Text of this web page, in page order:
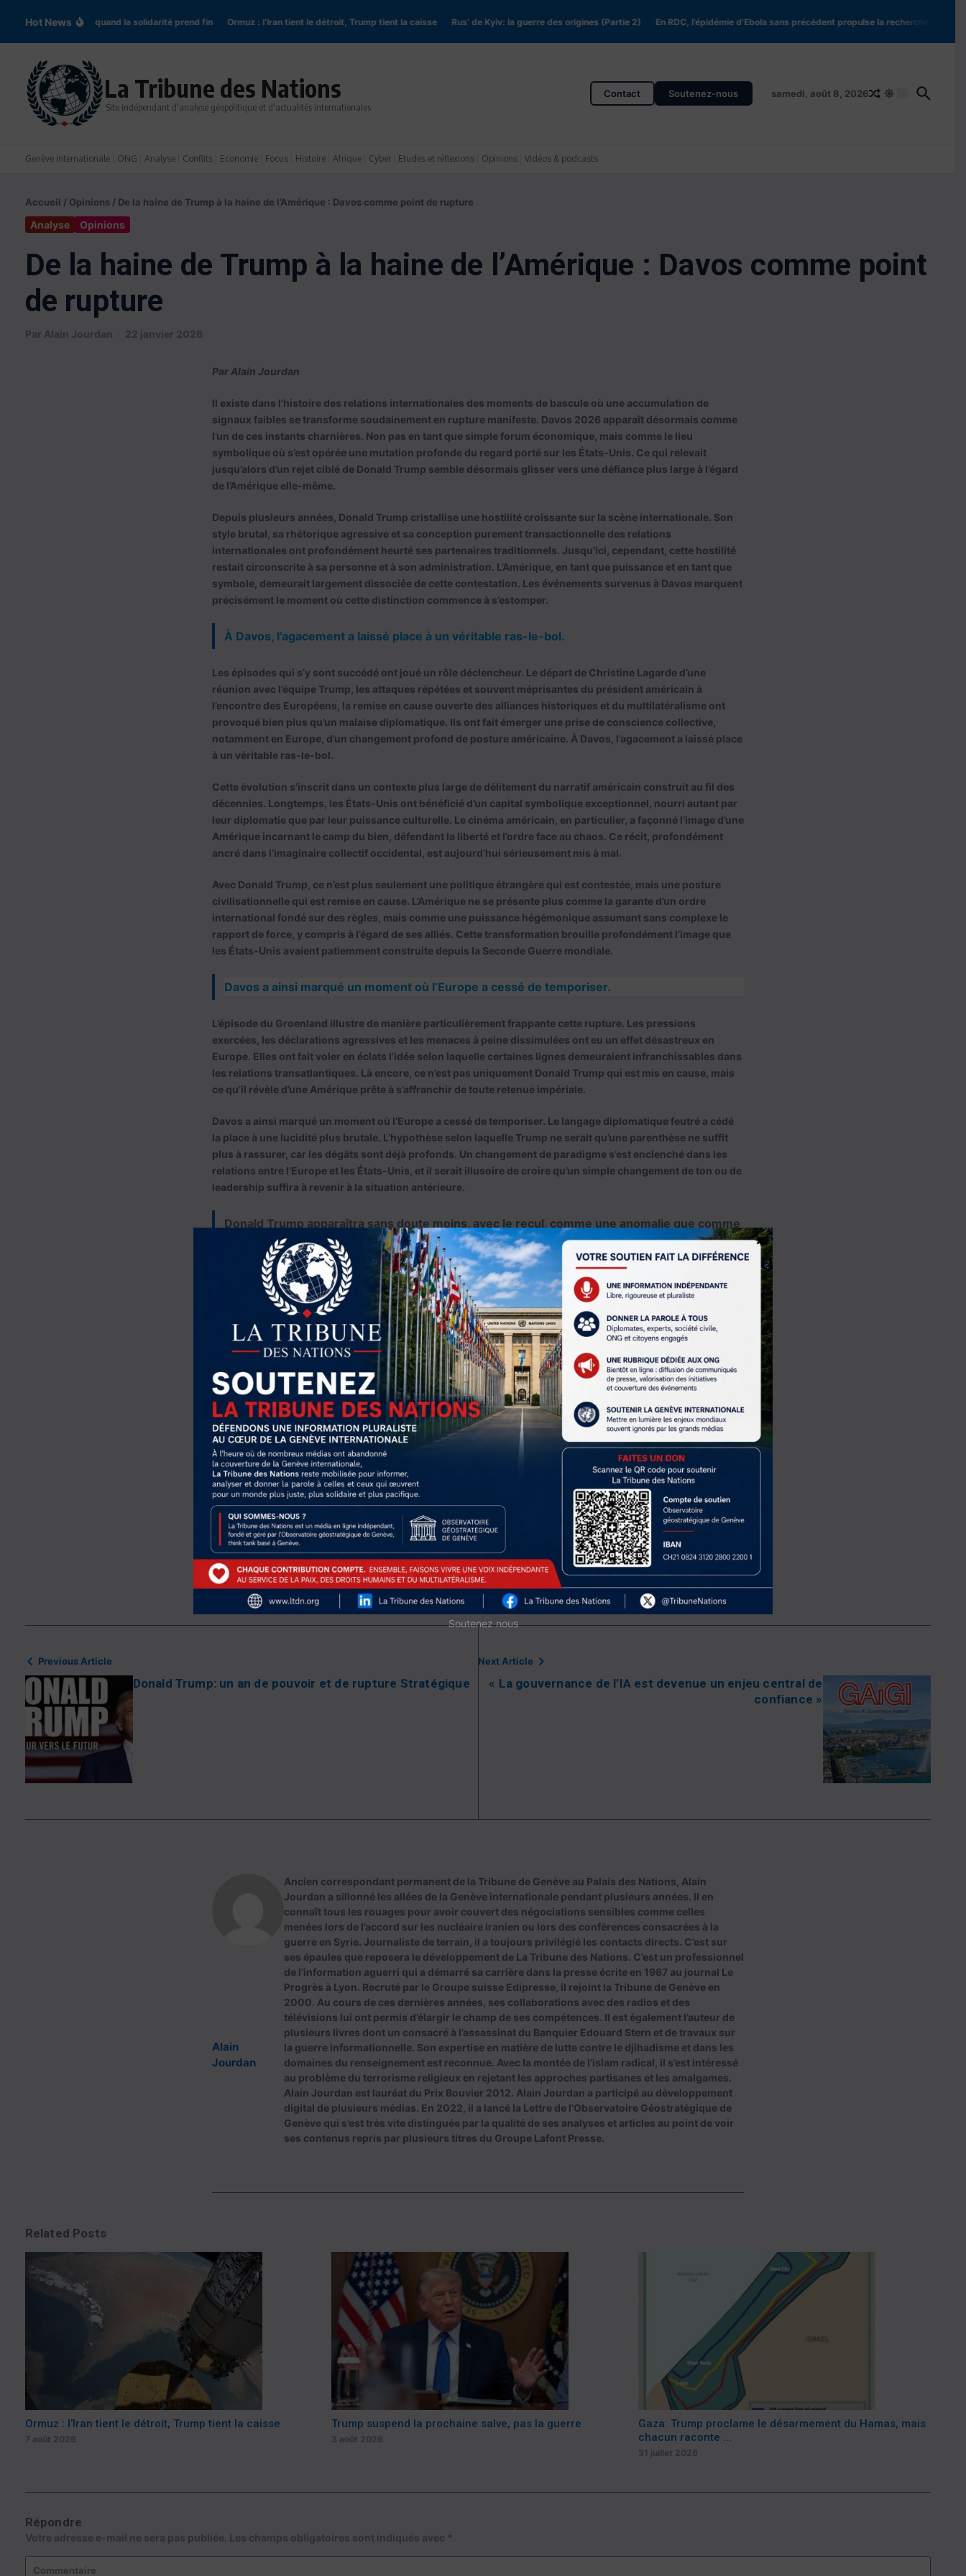
Hot News
Ukraine : quand la solidarité prend fin Ormuz : l’Iran tient le détroit, Trump tient la caisse Rus’ de Kyiv: la guerre des origines (Partie 2) En RDC, l’épidémie d’Ebola sans précédent propulse la recherche de
La Tribune des Nations
Site indépendant d'analyse géopolitique et d'actualités internationales
Contact Soutenez-nous samedi, août 8, 2026
Genève internationale ONG Analyse Conflits Economie Focus Histoire Afrique Cyber Etudes et réflexions Opinions Vidéos & podcasts
Accueil / Opinions/ De la haine de Trump à la haine de l’Amérique : Davos comme point de rupture
Analyse Opinions
De la haine de Trump à la haine de l’Amérique : Davos comme point
de rupture
Par Alain Jourdan 22 janvier 2026
Par Alain Jourdan
Il existe dans l’histoire des relations internationales des moments de bascule où une accumulation de
signaux faibles se transforme soudainement en rupture manifeste. Davos 2026 apparaît désormais comme
l’un de ces instants charnières. Non pas en tant que simple forum économique, mais comme le lieu
symbolique où s’est opérée une mutation profonde du regard porté sur les États-Unis. Ce qui relevait
jusqu’alors d’un rejet ciblé de Donald Trump semble désormais glisser vers une défiance plus large à l’égard
de l’Amérique elle-même.
Depuis plusieurs années, Donald Trump cristallise une hostilité croissante sur la scène internationale. Son
style brutal, sa rhétorique agressive et sa conception purement transactionnelle des relations
internationales ont profondément heurté ses partenaires traditionnels. Jusqu’ici, cependant, cette hostilité
restait circonscrite à sa personne et à son administration. L’Amérique, en tant que puissance et en tant que
symbole, demeurait largement dissociée de cette contestation. Les événements survenus à Davos marquent
précisément le moment où cette distinction commence à s’estomper.
À Davos, l’agacement a laissé place à un véritable ras-le-bol.
Les épisodes qui s’y sont succédé ont joué un rôle déclencheur. Le départ de Christine Lagarde d’une
réunion avec l’équipe Trump, les attaques répétées et souvent méprisantes du président américain à
l’encontre des Européens, la remise en cause ouverte des alliances historiques et du multilatéralisme ont
provoqué bien plus qu’un malaise diplomatique. Ils ont fait émerger une prise de conscience collective,
notamment en Europe, d’un changement profond de posture américaine. À Davos, l’agacement a laissé place
à un véritable ras-le-bol.
Cette évolution s’inscrit dans un contexte plus large de délitement du narratif américain construit au fil des
décennies. Longtemps, les États-Unis ont bénéficié d’un capital symbolique exceptionnel, nourri autant par
leur diplomatie que par leur puissance culturelle. Le cinéma américain, en particulier, a façonné l’image d’une
Amérique incarnant le camp du bien, défendant la liberté et l’ordre face au chaos. Ce récit, profondément
ancré dans l’imaginaire collectif occidental, est aujourd’hui sérieusement mis à mal.
Avec Donald Trump, ce n’est plus seulement une politique étrangère qui est contestée, mais une posture
civilisationnelle qui est remise en cause. L’Amérique ne se présente plus comme la garante d’un ordre
international fondé sur des règles, mais comme une puissance hégémonique assumant sans complexe le
rapport de force, y compris à l’égard de ses alliés. Cette transformation brouille profondément l’image que
les États-Unis avaient patiemment construite depuis la Seconde Guerre mondiale.
Davos a ainsi marqué un moment où l’Europe a cessé de temporiser.
L’épisode du Groenland illustre de manière particulièrement frappante cette rupture. Les pressions
exercées, les déclarations agressives et les menaces à peine dissimulées ont eu un effet désastreux en
Europe. Elles ont fait voler en éclats l’idée selon laquelle certaines lignes demeuraient infranchissables dans
les relations transatlantiques. Là encore, ce n’est pas uniquement Donald Trump qui est mis en cause, mais
ce qu’il révèle d’une Amérique prête à s’affranchir de toute retenue impériale.
Davos a ainsi marqué un moment où l’Europe a cessé de temporiser. Le langage diplomatique feutré a cédé
la place à une lucidité plus brutale. L’hypothèse selon laquelle Trump ne serait qu’une parenthèse ne suffit
plus à rassurer, car les dégâts sont déjà profonds. Un changement de paradigme s’est enclenché dans les
relations entre l’Europe et les États-Unis, et il serait illusoire de croire qu’un simple changement de ton ou de
leadership suffira à revenir à la situation antérieure.
Donald Trump apparaîtra sans doute moins, avec le recul, comme une anomalie que comme
un révélateur.
Même si des signaux de rejet de la politique de Donald Trump apparaissent désormais aux États-Unis, tant
au Congrès que dans une partie croissante de la population, le doute est installé. Un contre-mouvement
américain est peut-être en gestation, et il convient de l’espérer. Mais quand bien même un sursaut se
produirait, il obligera l’Europe à repenser en profondeur sa relation à son allié historique, ses dépendances
stratégiques, ses choix de défense et sa souveraineté politique.
Donald Trump apparaîtra sans doute moins, avec le recul, comme une anomalie que comme un révélateur. Il
aura mis en lumière des tendances profondes, longtemps dissimulées par le soft power américain et par un
discours universaliste désormais fragilisé. Ce que Davos a entériné, c’est le fait que le monde, et en
particulier l’Europe, ne juge plus seulement un homme, mais une trajectoire et une vision du monde.
Si l’Amérique ne parvient pas à opérer un sursaut moral, politique et stratégique, le glissement sera
inévitable. La défiance à l’égard de Donald Trump pourrait alors se transformer durablement en rejet de
l’Amérique elle-même, non par idéologie, mais par désillusion. C’est là, sans doute, l’un des tournants les
plus lourds de conséquences pour les relations internationales des décennies à venir.
Share this Article
Previous Article
Donald Trump: un an de pouvoir et de rupture Stratégique
Next Article
« La gouvernance de l’IA est devenue un enjeu central de
confiance »
Alain
Jourdan
Ancien correspondant permanent de la Tribune de Genève au Palais des Nations, Alain
Jourdan a sillonné les allées de la Genève internationale pendant plusieurs années. Il en
connaît tous les rouages pour avoir couvert des négociations sensibles comme celles
menées lors de l’accord sur les nucléaire iranien ou lors des conférences consacrées à la
guerre en Syrie. Journaliste de terrain, il a toujours privilégié les contacts directs. C’est sur
ses épaules que reposera le développement de La Tribune des Nations. C’est un professionnel
de l’information aguerri qui a démarré sa carrière dans la presse écrite en 1987 au journal Le
Progrès à Lyon. Recruté par le Groupe suisse Edipresse, il rejoint la Tribune de Genève en
2000. Au cours de ces dernières années, ses collaborations avec des radios et des
télévisions lui ont permis d’élargir le champ de ses compétences. Il est également l’auteur de
plusieurs livres dont un consacré à l’assassinat du Banquier Edouard Stern et de travaux sur
la guerre informationnelle. Son expertise en matière de lutte contre le djihadisme et dans les
domaines du renseignement est reconnue. Avec la montée de l’islam radical, il s’est intéressé
au problème du terrorisme religieux en rejetant les approches partisanes et les amalgames.
Alain Jourdan est lauréat du Prix Bouvier 2012. Alain Jourdan a participé au développement
digital de plusieurs médias. En 2022, il a lancé la Lettre de l’Observatoire Géostratégique de
Genève qui s’est très vite distinguée par la qualité de ses analyses et articles au point de voir
ses contenus repris par plusieurs titres du Groupe Lafont Presse.
Related Posts
Ormuz : l’Iran tient le détroit, Trump tient la caisse
7 août 2026
Trump suspend la prochaine salve, pas la guerre
3 août 2026
Gaza: Trump proclame le désarmement du Hamas, mais
chacun raconte ...
31 juillet 2026
Répondre
Votre adresse e-mail ne sera pas publiée. Les champs obligatoires sont indiqués avec *
Soutenez nous
×